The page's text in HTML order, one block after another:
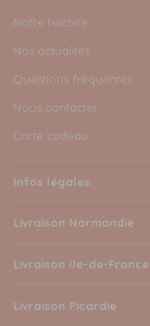
Notre histoire
Nos actualités
Questions fréquentes
Nous contacter
Carte cadeau
Infos légales
Livraison Normandie
Livraison Ile-de-France
Livraison Picardie